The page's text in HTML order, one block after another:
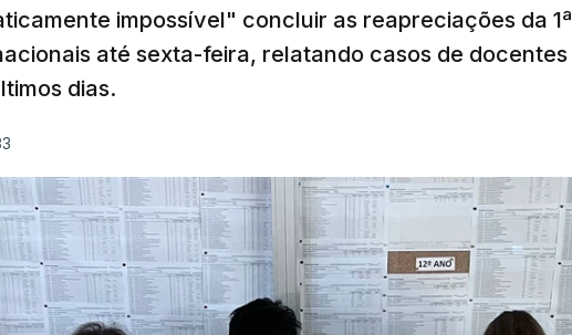
impossível" concluir as reapreciações da 1ª
até sexta-feira, relatando casos de docentes
dias.